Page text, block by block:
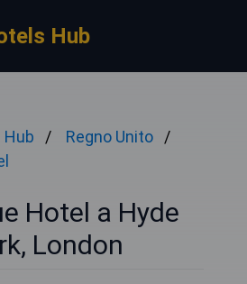
Hub
Hub
Regno Unito
Hotel a Hyde
London